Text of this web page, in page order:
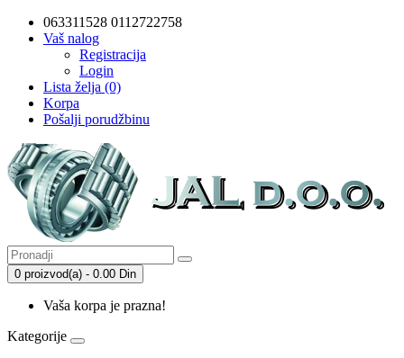
063311528 0112722758
Vaš nalog
Registracija
Login
Lista želja (0)
Korpa
Pošalji porudžbinu
0 proizvod(a) - 0.00 Din
Vaša korpa je prazna!
Kategorije